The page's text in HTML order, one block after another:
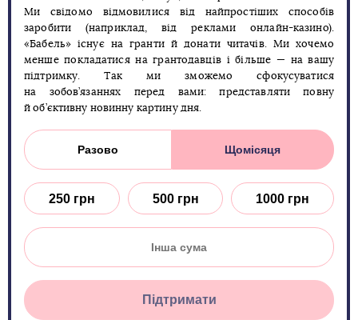
Ми свідомо відмовилися від найпростіших способів
заробити (наприклад, від реклами онлайн-казино).
«Бабель» існує на гранти й донати читачів. Ми хочемо
менше покладатися на грантодавців і більше — на вашу
підтримку. Так ми зможемо сфокусуватися
на зобов’язаннях перед вами: представляти повну
й об’єктивну новинну картину дня.
Разово Щомісяця
250 грн 500 грн 1000 грн
Підтримати